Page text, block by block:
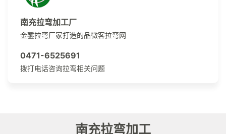
南充拉弯加工厂
金錾拉弯厂家打造的品微客拉弯网
0471-6525691
拨打电话咨询拉弯相关问题
南充拉弯加工